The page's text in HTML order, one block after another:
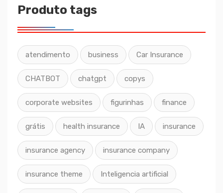
Produto tags
atendimento business Car Insurance
CHATBOT chatgpt copys
corporate websites figurinhas finance
grátis health insurance IA insurance
insurance agency insurance company
insurance theme Inteligencia artificial